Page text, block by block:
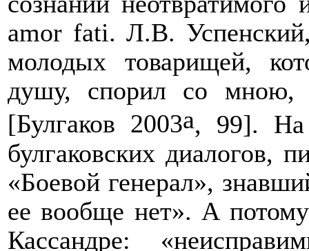
amor fati. Л.В.
молодых товарищей,
душу, спорил со мною,
[Булгаков 2003a, 99]. На
булгаковских диалогов,
«Боевой генерал»,
ее вообще нет». А
Кассандре: